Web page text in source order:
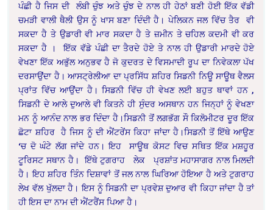
ਪੰਛੀ ਹੈ ਜਿਸ ਦੀ ਲੰਬੀ ਚੁੰਝ ਅਤੇ ਚੁੰਝ ਦੇ ਨਾਲ ਹੀ ਹੇਠਾਂ ਬਣੀ ਹੋਈ ਇੱਕ ਵੱਡੀ
ਚਮੜੀ ਵਾਲੀ ਥੈਲੀ ਉਸ ਨੂੰ ਖਾਸ ਬਣਾ ਦਿੰਦੀ ਹੈ। ਪੇਲਿਕਨ ਜਲ ਵਿੱਚ ਤੈਰ ਵੀ
ਸਕਦਾ ਹੈ ਤੇ ਉਡਾਰੀ ਵੀ ਮਾਰ ਸਕਦਾ ਹੈ ਤੇ ਜ਼ਮੀਨ ਤੇ ਚਹਿਲ ਕਦਮੀ ਵੀ ਕਰ
ਸਕਦਾ ਹੈ । ਇੱਕ ਵੱਡੇ ਪੰਛੀ ਦਾ ਤੈਰਦੇ ਹੋਏ ਤੇ ਨਾਲ ਹੀ ਉਡਾਰੀ ਮਾਰਦੇ ਹੋਏ
ਵੇਖਣਾ ਇੱਕ ਅਭੁੱਲ ਅਨੁਭਵ ਹੈ ਜੋ ਕੁਦਰਤ ਦੇ ਵਿਸਮਾਦੀ ਰੂਪ ਦਾ ਨਿਵੇਕਲਾ ਪੱਖ
ਦਰਸਾਉਂਦਾ ਹੈ। ਆਸਟ੍ਰੇਲੀਆ ਦਾ ਪ੍ਰਸਿੱਧ ਸ਼ਹਿਰ ਸਿਡਨੀ ਨਿਊ ਸਾਊਥ ਵੈਲਸ
ਪ੍ਰਾਂਤ ਵਿੱਚ ਆਉਂਦਾ ਹੈ। ਸਿਡਨੀ ਵਿੱਚ ਹੀ ਵੇਖਣ ਲਈ ਬਹੁਤ ਥਾਵਾਂ ਹਨ ,
ਸਿਡਨੀ ਦੇ ਆਲੇ ਦੁਆਲੇ ਵੀ ਕਿਤਨੇ ਹੀ ਸੁੰਦਰ ਅਸਥਾਨ ਹਨ ਜਿਨ੍ਹਾਂ ਨੂੰ ਵੇਖਣਾ
ਮਨ ਨੂੰ ਆਨੰਦ ਨਾਲ ਭਰ ਦਿੰਦਾ ਹੈ।ਸਿਡਨੀ ਤੋਂ ਲਗਭੱਗ ਸੌ ਕਿਲੋਮੀਟਰ ਦੂਰ ਇੱਕ
ਛੋਟਾ ਸ਼ਹਿਰ ਹੈ ਜਿਸ ਨੂੰ ਦੀ ਐਂਟਰੇਂਸ ਕਿਹਾ ਜਾਂਦਾ ਹੈ।ਸਿਡਨੀ ਤੋਂ ਇੱਥੇ ਆਉਣ
‘ਚ ਦੋ ਘੰਟੇ ਲੱਗ ਜਾਂਦੇ ਹਨ। ਇਹ ਸਾਊਥ ਕੋਸਟ ਵਿਚ ਸਥਿਤ ਇੱਕ ਮਸ਼ਹੂਰ
ਟੂਰਿਸਟ ਸਥਾਨ ਹੈ। ਇੱਥੇ ਟੁਗਰਾਹ ਲੇਕ ਪ੍ਰਸ਼ਾਂਤ ਮਹਾਸਾਗਰ ਨਾਲ ਮਿਲਦੀ
ਹੈ। ਇਹ ਸ਼ਹਿਰ ਤਿੰਨ ਦਿਸ਼ਾਵਾਂ ਤੋਂ ਜਲ ਨਾਲ ਘਿਰਿਆ ਹੋਇਆ ਹੈ ਅਤੇ ਟੁਗਰਾਹ
ਲੇਖ ਵੱਲ ਖੁੱਲਦਾ ਹੈ। ਇਸ ਨੂੰ ਸਿਡਨੀ ਦਾ ਪ੍ਰਵੇਸ਼ ਦੁਆਰ ਵੀ ਕਿਹਾ ਜਾਂਦਾ ਹੈ ਤਾਂ
ਹੀ ਇਸ ਦਾ ਨਾਮ ਦੀ ਐਂਟਰੈਂਸ ਪਿਆ ਹੈ।